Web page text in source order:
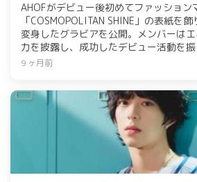
AHOFがデビュー後初めてファッション
「COSMOPOLITAN SHINE」の表紙を
変身したグラビアを公開。メンバーは
力を披露し、成功したデビュー活動を
バムへの期待を語った。ファンコンサー
9 ヶ月前